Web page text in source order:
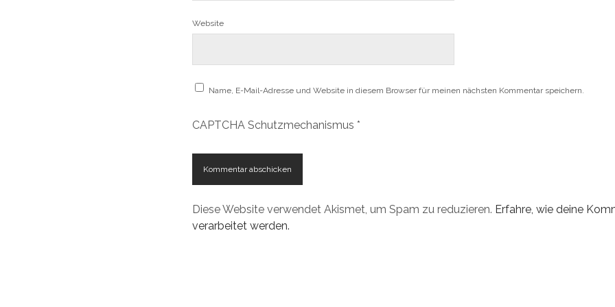
Website
Name, E-Mail-Adresse und Website in diesem Browser für meinen nächsten Kommentar speichern.
CAPTCHA Schutzmechanismus *
Diese Website verwendet Akismet, um Spam zu reduzieren. Erfahre, wie deine
verarbeitet werden.